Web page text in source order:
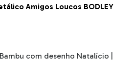
Amigos Loucos BODLEY